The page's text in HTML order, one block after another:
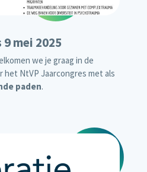
mei 2025
we je graag in de
het NtVP Jaarcongres met als
paden.